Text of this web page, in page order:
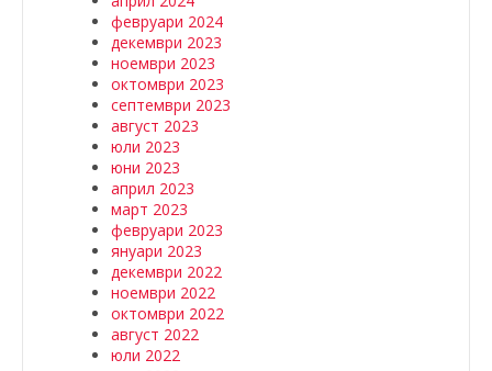
февруари 2024
декември 2023
ноември 2023
октомври 2023
септември 2023
август 2023
юли 2023
юни 2023
април 2023
март 2023
февруари 2023
януари 2023
декември 2022
ноември 2022
октомври 2022
август 2022
юли 2022